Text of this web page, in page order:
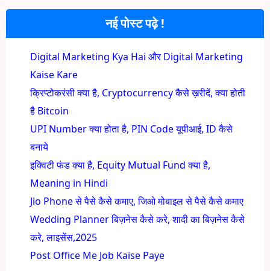
नई पोस्ट पढ़े !
Digital Marketing Kya Hai और Digital Marketing
Kaise Kare
क्रिप्टोकरंसी क्या है, Cryptocurrency कैसे ख़रीदें, क्या होती
है Bitcoin
UPI Number क्या होता है, PIN Code यूपीआई, ID कैसे
बनाये
इक्विटी फंड क्या है, Equity Mutual Fund क्या है,
Meaning in Hindi
Jio Phone से पैसे कैसे कमाए, जिओ मोबाइल से पैसे कैसे कमाए
Wedding Planner बिज़नेस कैसे करे, शादी का बिज़नेस कैसे
करे, लाइसेंस,2025
Post Office Me Job Kaise Paye